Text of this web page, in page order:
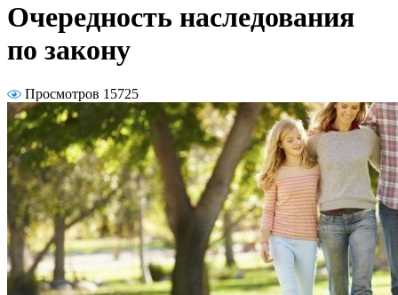
Очередность наследования
по закону
Просмотров 15725